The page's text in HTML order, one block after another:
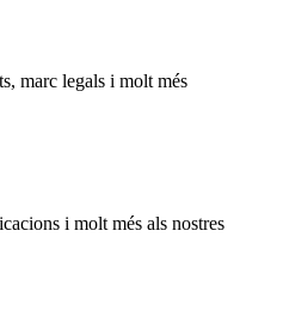
marc legals i molt més
i molt més als nostres